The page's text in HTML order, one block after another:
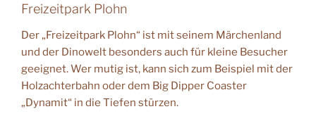
Freizeitpark Plohn
Der „Freizeitpark Plohn“ ist mit seinem Märchenland
und der Dinowelt besonders auch für kleine Besucher
geeignet. Wer mutig ist, kann sich zum Beispiel mit der
Holzachterbahn oder dem Big Dipper Coaster
„Dynamit“ in die Tiefen stürzen.